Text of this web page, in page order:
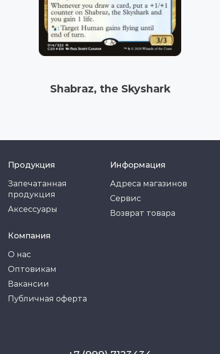
Shabraz, the Skyshark
Продукция
Запечатанная
продукция
Аксессуары
Информация
Адреса магазинов
Сервис
Возврат товара
Компания
О нас
Оптовикам
Вакансии
Публичная оферта